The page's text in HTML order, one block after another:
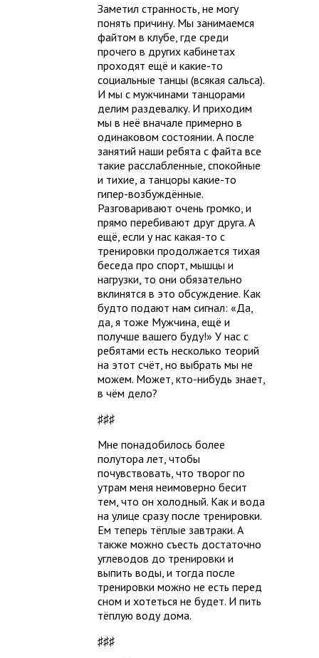
Заметил странность, не могу
понять причину. Мы занимаемся
файтом в клубе, где среди
прочего в других кабинетах
проходят ещё и какие-то
социальные танцы (всякая сальса).
И мы с мужчинами танцорами
делим раздевалку. И приходим
мы в неё вначале примерно в
одинаковом состоянии. А после
занятий наши ребята с файта все
такие расслабленные, спокойные
и тихие, а танцоры какие-то
гипер-возбуждённые.
Разговаривают очень громко, и
прямо перебивают друг друга. А
ещё, если у нас какая-то с
тренировки продолжается тихая
беседа про спорт, мышцы и
нагрузки, то они обязательно
вклинятся в это обсуждение. Как
будто подают нам сигнал: «Да,
да, я тоже Мужчина, ещё и
получше вашего буду!» У нас с
ребятами есть несколько теорий
на этот счёт, но выбрать мы не
можем. Может, кто-нибудь знает,
в чём дело?
♯♯♯
Мне понадобилось более
полутора лет, чтобы
почувствовать, что творог по
утрам меня неимоверно бесит
тем, что он холодный. Как и вода
на улице сразу после тренировки.
Ем теперь тёплые завтраки. А
также можно съесть достаточно
углеводов до тренировки и
выпить воды, и тогда после
тренировки можно не есть перед
сном и хотеться не будет. И пить
тёплую воду дома.
♯♯♯